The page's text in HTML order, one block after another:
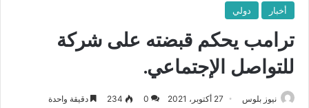
أخبار دولي
ترامب يحكم قبضته على شركة
للتواصل الإجتماعي.
نيوز بلوس 27 أكتوبر، 2021 0
234 دقيقة واحدة